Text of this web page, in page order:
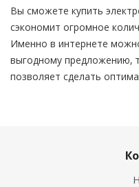
Вы сможете купить
сэкономит огромное
Именно в интернете
выгодному предложению,
позволяет сделать